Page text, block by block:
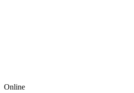
Online